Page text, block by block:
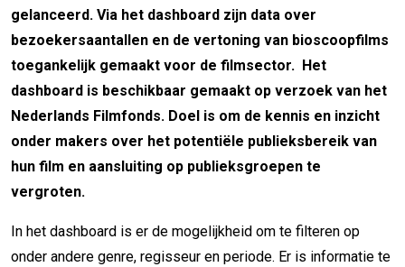
gelanceerd. Via het dashboard zijn data over
bezoekersaantallen en de vertoning van bioscoopfilms
toegankelijk gemaakt voor de filmsector. Het
dashboard is beschikbaar gemaakt op verzoek van het
Nederlands Filmfonds. Doel is om de kennis en inzicht
onder makers over het potentiële publieksbereik van
hun film en aansluiting op publieksgroepen te
vergroten.
In het dashboard is er de mogelijkheid om te filteren op
onder andere genre, regisseur en periode. Er is informatie te